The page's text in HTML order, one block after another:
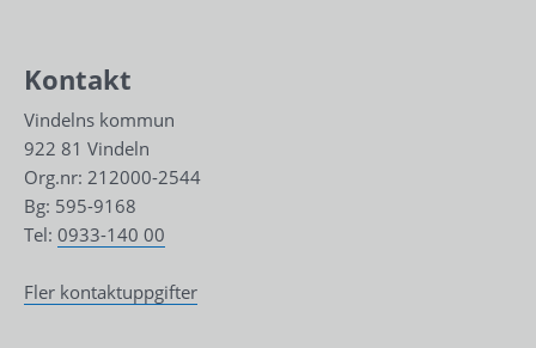
Kontakt
Vindelns kommun
922 81 Vindeln
Org.nr: 212000-2544
Bg: 595-9168
Tel: 0933-140 00
Fler kontaktuppgifter